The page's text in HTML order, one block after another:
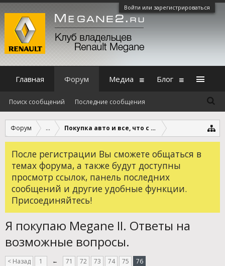
Войти или зарегистрироваться
Форум ... Покупка авто и все, что с этим связано
После регистрации Вы сможете общаться в
темах форума, а также будут доступны
просмотр ссылок, панель последних
сообщений и другие удобные функции.
Присоединяйтесь!
Я покупаю Megane II. Ответы на
возможные вопросы.
< Назад 1 ← 71 72 73 74 75 76
Главная Форум
Поиск сообщений Последние сообщения
Медиа Блог